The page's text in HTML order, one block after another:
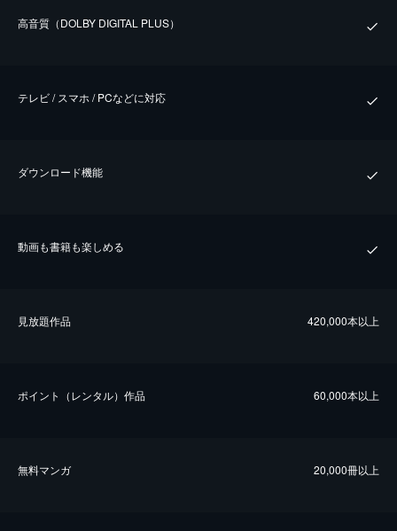
⾼⾳質（DOLBY DIGITAL PLUS）
テレビ / スマホ / PCなどに対応
ダウンロード機能
動画も書籍も楽しめる
⾒放題作品 420,000本以上
ポイント（レンタル）作品 60,000本以上
無料マンガ 20,000冊以上